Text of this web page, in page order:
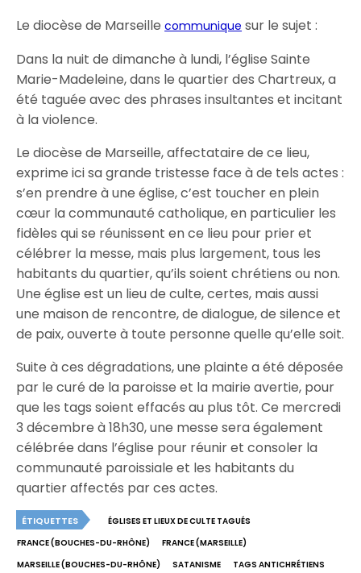
Le diocèse de Marseillecommunique sur le sujet :
Dans la nuit de dimanche à lundi, l’église Sainte
Marie-Madeleine, dans le quartier des Chartreux, a
été taguée avec des phrases insultantes et incitant
à la violence.
Le diocèse de Marseille, affectataire de ce lieu,
exprime ici sa grande tristesse face à de tels actes :
s’en prendre à une église, c’est toucher en plein
cœur la communauté catholique, en particulier les
fidèles qui se réunissent en ce lieu pour prier et
célébrer la messe, mais plus largement, tous les
habitants du quartier, qu’ils soient chrétiens ou non.
Une église est un lieu de culte, certes, mais aussi
une maison de rencontre, de dialogue, de silence et
de paix, ouverte à toute personne quelle qu’elle soit.
Suite à ces dégradations, une plainte a été déposée
par le curé de la paroisse et la mairie avertie, pour
que les tags soient effacés au plus tôt. Ce mercredi
3 décembre à 18h30, une messe sera également
célébrée dans l’église pour réunir et consoler la
communauté paroissiale et les habitants du
quartier affectés par ces actes.
ÉTIQUETTES
ÉGLISES ET LIEUX DE CULTE TAGUÉS
FRANCE (BOUCHES-DU-RHÔNE)
FRANCE (MARSEILLE)
MARSEILLE (BOUCHES-DU-RHÔNE)
SATANISME
TAGS ANTICHRÉTIENS